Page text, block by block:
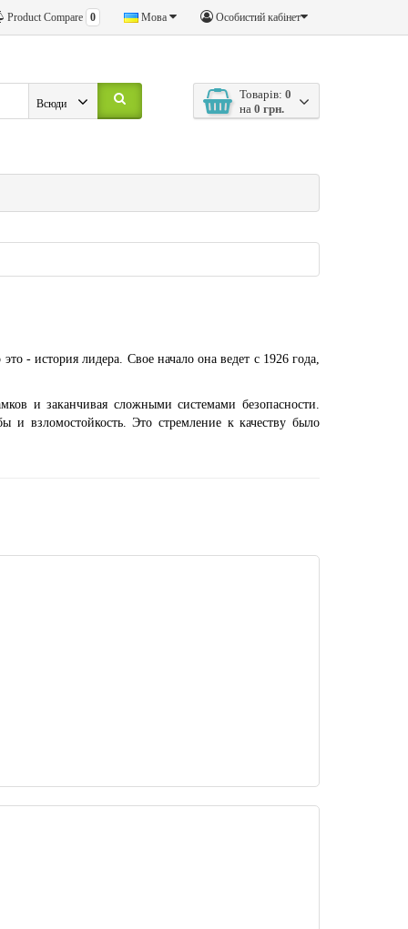
Особистий кабінет
Мова
Product Compare 0
Товарів: 0
на 0 грн.
Всюди
- история лидера. Свое начало она ведет с 1926 года,
и заканчивая сложными системами безопасности.
и взломостойкость. Это стремление к качеству было